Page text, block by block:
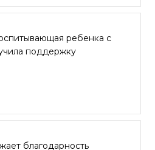
ребенка с
поддержку
благодарность